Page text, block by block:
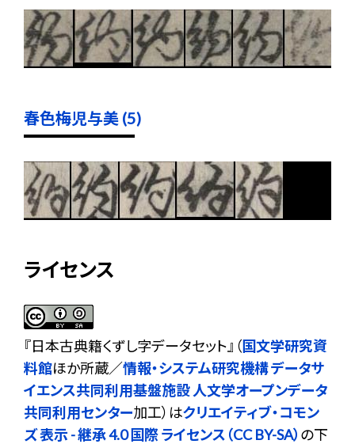
春色梅児与美 (5)
ライセンス
『日本古典籍くずし字データセット 』（国文学研究資
料館ほか所蔵／情報・システム研究機構 データサ
イエンス共同利用基盤施設 人文学オープンデータ
共同利用センター加工）はクリエイティブ・コモン
ズ 表示 - 継承 4.0 国際 ライセンス（CC BY-SA） の下